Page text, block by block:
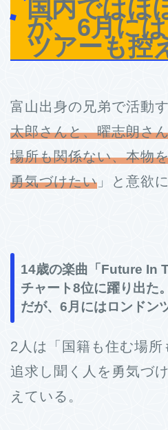
国内ではほ
が、6月に
ツアーも控
富山出身の兄弟で活動
太郎さんと、曜志朗さ
場所も関係ない、本物
勇気づけたい 」と意欲
14歳の楽曲「Future In
チャート8位に躍り出た
だが、6月にはロンドン
2人は「国籍も住む場所
追求し聞く人を勇気づ
えている。